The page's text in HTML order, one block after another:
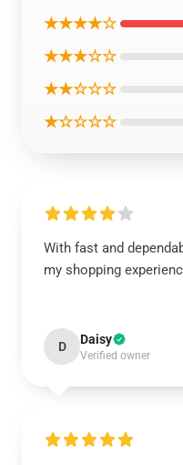
★★★★☆
★★★☆☆
★★☆☆☆
★☆☆☆☆
With fast and
my shopping
D Daisy
Verified owner